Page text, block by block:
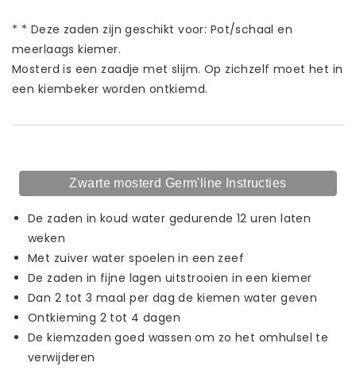
* * Deze zaden zijn geschikt voor: Pot/schaal en
meerlaags kiemer.
Mosterd is een zaadje met slijm. Op zichzelf moet het in
een kiembeker worden ontkiemd.
Zwarte mosterd Germ'line Instructies
De zaden in koud water gedurende 12 uren laten
weken
Met zuiver water spoelen in een zeef
De zaden in fijne lagen uitstrooien in een kiemer
Dan 2 tot 3 maal per dag de kiemen water geven
Ontkieming 2 tot 4 dagen
De kiemzaden goed wassen om zo het omhulsel te
verwijderen